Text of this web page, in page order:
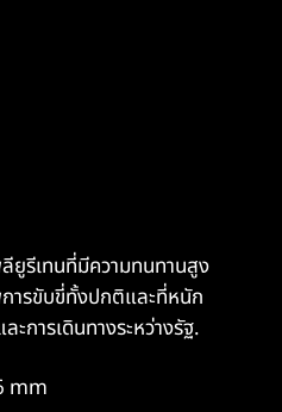
ยูรีเทนที่มีความทนทานสูง
ารขับขี่ทั้งปกติและที่หนัก
ะการเดินทางระหว่างรัฐ.
mm